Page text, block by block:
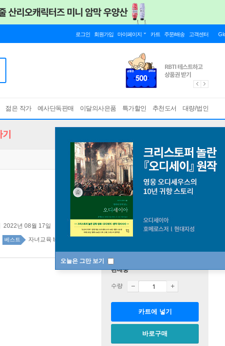
로그인 회원가입 마이페이지 카트 주문/배송 고객센터
젊은 작가 예사단독판매 이달의사은품 특가할인 추천도서 대량/법인
오늘은 그만 보기
기
2022년 08월 17일
베스트 자녀교육 top100 1주
판매중
수량
카트에 넣기
바로구매